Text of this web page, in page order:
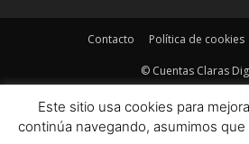
Contacto Política de cookies
© Cuentas Claras
Este sitio usa cookies para
continúa navegando, asumimos